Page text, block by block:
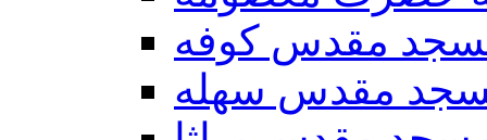
مقدس كوفه
مقدس سهله